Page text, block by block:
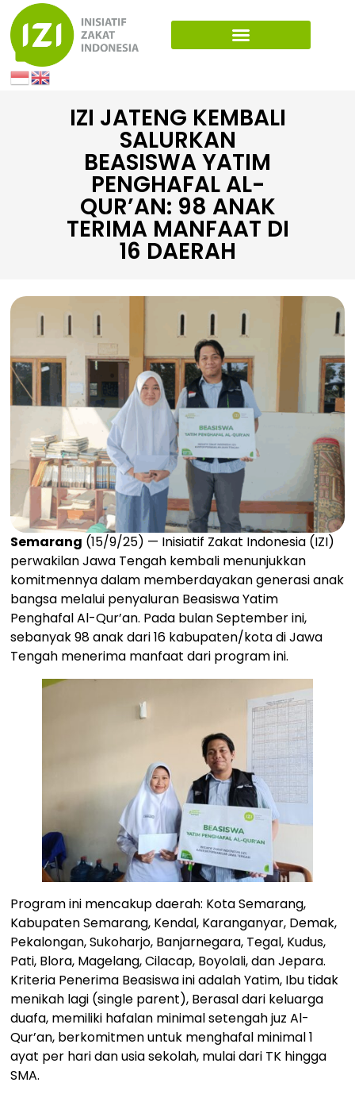
IZI JATENG KEMBALI
SALURKAN
BEASISWA YATIM
PENGHAFAL AL-
QUR’AN: 98 ANAK
TERIMA MANFAAT DI
16 DAERAH
Semarang (15/9/25) — Inisiatif Zakat Indonesia (IZI)
perwakilan Jawa Tengah kembali menunjukkan
komitmennya dalam memberdayakan generasi anak
bangsa melalui penyaluran Beasiswa Yatim
Penghafal Al-Qur’an. Pada bulan September ini,
sebanyak 98 anak dari 16 kabupaten/kota di Jawa
Tengah menerima manfaat dari program ini.
Program ini mencakup daerah: Kota Semarang,
Kabupaten Semarang, Kendal, Karanganyar, Demak,
Pekalongan, Sukoharjo, Banjarnegara, Tegal, Kudus,
Pati, Blora, Magelang, Cilacap, Boyolali, dan Jepara.
Kriteria Penerima Beasiswa ini adalah Yatim, Ibu tidak
menikah lagi (single parent), Berasal dari keluarga
duafa, memiliki hafalan minimal setengah juz Al-
Qur’an, berkomitmen untuk menghafal minimal 1
ayat per hari dan usia sekolah, mulai dari TK hingga
SMA.